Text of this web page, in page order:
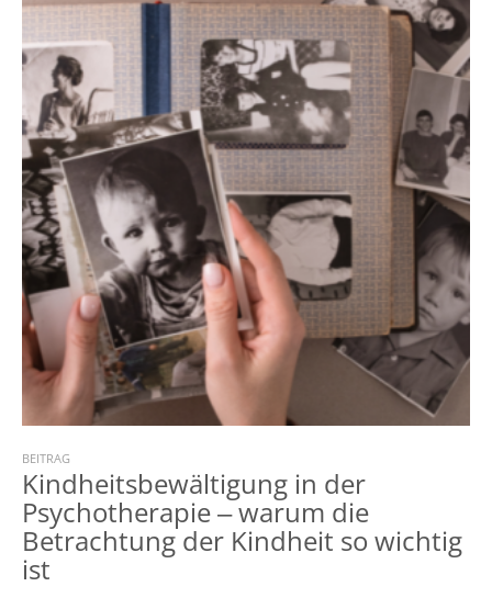
BEITRAG
Kindheitsbewältigung in der
Psychotherapie ‒ warum die
Betrachtung der Kindheit so wichtig
ist